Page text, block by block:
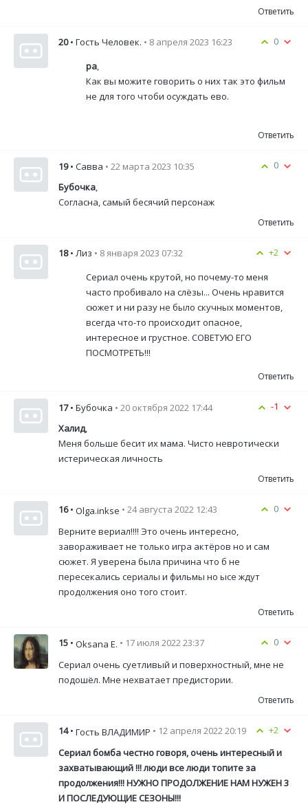
Ответить
0
20 • Гость Человек. • 8 апреля 2023 16:23
ра,
Как вы можите говорить о них так это фильм
не для того чтоби осуждать ево.
Ответить
0
19 • Савва • 22 марта 2023 10:35
Бубочка
Согласна, самый бесячий персонаж
Ответить
+2
18 • Лиз • 8 января 2023 07:32
Сериал очень крутой, но почему-то меня
часто пробивало на слёзы... Очень нравится
сюжет и ни разу не было скучных моментов,
всегда что-то происходит опасное,
интересное и грустное. СОВЕТУЮ ЕГО
ПОСМОТРЕТЬ!!!
Ответить
-1
17 • Бубочка • 20 октября 2022 17:44
Халид,
Меня больше бесит их мама. Чисто невротически
истерическая личность
Ответить
0
16 • Olga.inkse • 24 августа 2022 12:43
Верните вериал!!!! Это очень интересно,
завораживает не только игра актёров но и сам
сюжет. Я уверена была причина что б не
пересекались сериалы и фильмы но ысе ждут
продолжения оно того стоит.
Ответить
0
15 • Oksana E. • 17 июля 2022 23:37
Сериал очень суетливый и поверхностный, мне не
подошёл. Мне нехватает предистории.
Ответить
+2
14 • Гость ВЛАДИМИР • 12 апреля 2022 20:19
Сериал бомба честно говоря, очень интересный и
захватывающий !!! люди все люди топите за
продолжения!!! НУЖНО ПРОДОЛЖЕНИЕ НАМ НУЖЕН 3
И ПОСЛЕДУЮЩИЕ СЕЗОНЫ!!!